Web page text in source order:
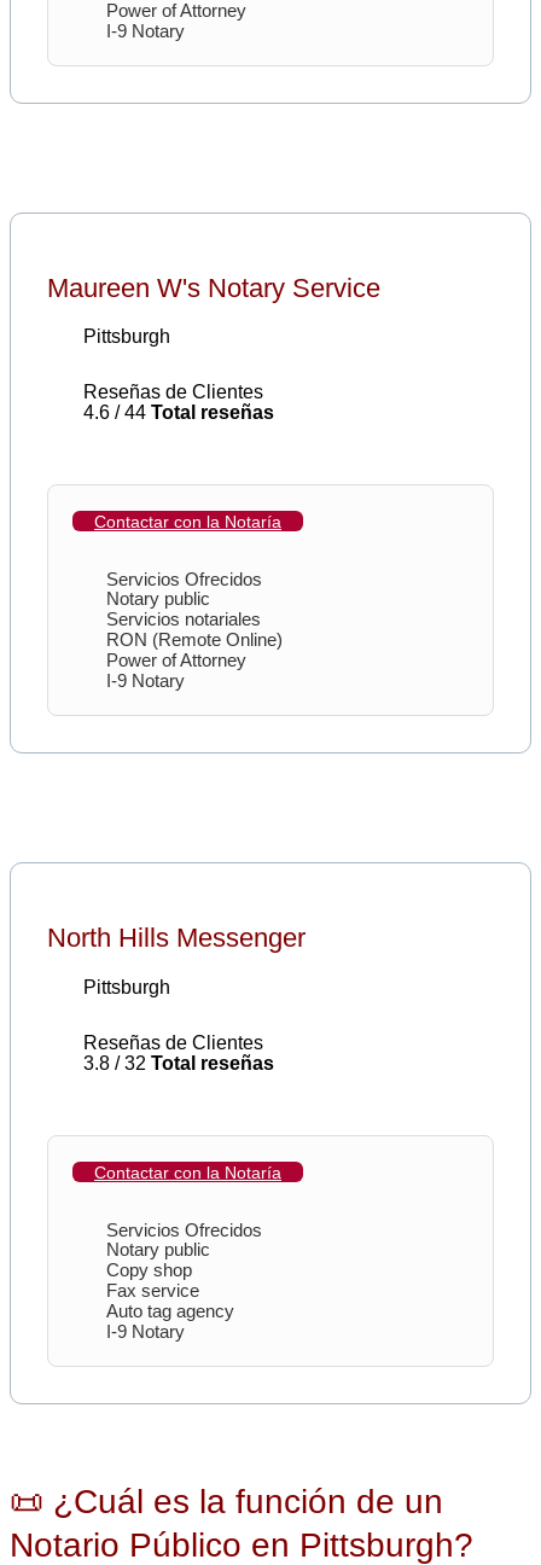
Power of Attorney
I-9 Notary
Maureen W's Notary Service
Pittsburgh
Reseñas de Clientes
4.6 / 44 Total reseñas
Contactar con la Notaría
Servicios Ofrecidos
Notary public
Servicios notariales
RON (Remote Online)
Power of Attorney
I-9 Notary
North Hills Messenger
Pittsburgh
Reseñas de Clientes
3.8 / 32 Total reseñas
Contactar con la Notaría
Servicios Ofrecidos
Notary public
Copy shop
Fax service
Auto tag agency
I-9 Notary
📜 ¿Cuál es la función de un
Notario Público en Pittsburgh?